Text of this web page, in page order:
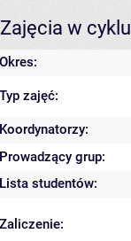
Zajęcia w
Okres:
Typ zajęć:
Koordynatorzy:
Prowadzący grup:
Lista studentów:
Zaliczenie: